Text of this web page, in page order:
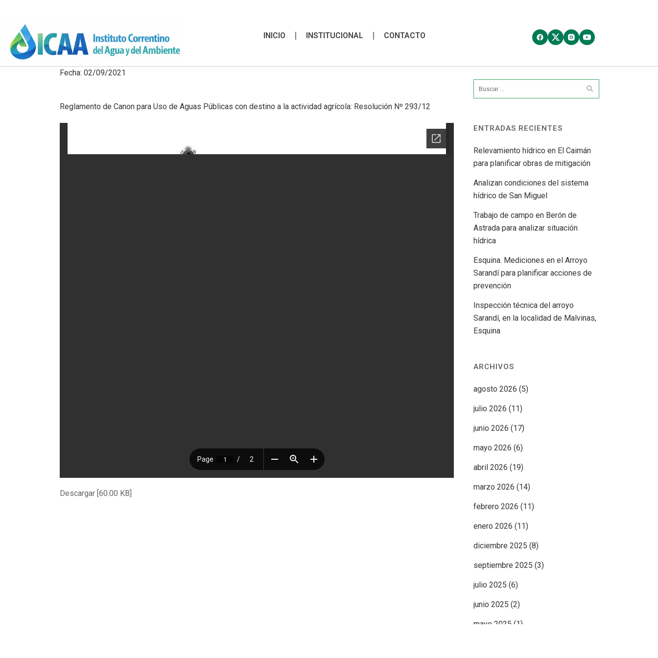
INICIO INSTITUCIONAL CONTACTO
Fecha: 02/09/2021
Reglamento de Canon para Uso de Aguas Públicas con destino a la actividad agrícola: Resolución Nº 293/12
Descargar [60.00 KB]
ENTRADAS RECIENTES
Relevamiento hídrico en El Caimán
para planificar obras de mitigación
Analizan condiciones del sistema
hídrico de San Miguel
Trabajo de campo en Berón de
Astrada para analizar situación
hídrica
Esquina. Mediciones en el Arroyo
Sarandí para planificar acciones de
prevención
Inspección técnica del arroyo
Sarandí, en la localidad de Malvinas,
Esquina
ARCHIVOS
agosto 2026 (5)
julio 2026 (11)
junio 2026 (17)
mayo 2026 (6)
abril 2026 (19)
marzo 2026 (14)
febrero 2026 (11)
enero 2026 (11)
diciembre 2025 (8)
septiembre 2025 (3)
julio 2025 (6)
junio 2025 (2)
mayo 2025 (1)